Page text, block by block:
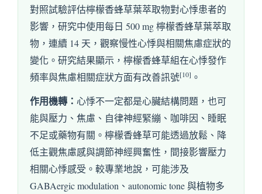
對照試驗評估檸檬香蜂草葉萃取物對心悸患者的
影響，研究中使用每日 500 mg 檸檬香蜂草葉萃取
物，連續 14 天，觀察慢性心悸與相關焦慮症狀的
變化。研究結果顯示，檸檬香蜂草組在心悸發作
頻率與焦慮相關症狀方面有改善訊號[10] 。
作用機轉： 心悸不一定都是心臟結構問題，也可
能與壓力、焦慮、自律神經緊繃、咖啡因、睡眠
不足或藥物有關。檸檬香蜂草可能透過放鬆、降
低主觀焦慮感與調節神經興奮性，間接影響壓力
相關心悸感受。較專業地說，可能涉及
GABAergic modulation、autonomic tone 與植物多